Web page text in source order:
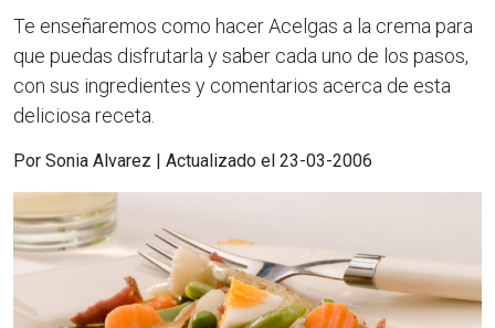
Te enseñaremos como hacer Acelgas a la crema para
que puedas disfrutarla y saber cada uno de los pasos,
con sus ingredientes y comentarios acerca de esta
deliciosa receta.
Por Sonia Alvarez | Actualizado el 23-03-2006